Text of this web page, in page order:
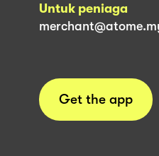
Untuk peniaga
Get the app